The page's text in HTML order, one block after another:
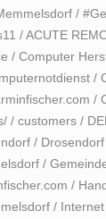
/
/ACUTE
/ Computer
/
/
/ customers /
/ Drosendorf
/
/
/